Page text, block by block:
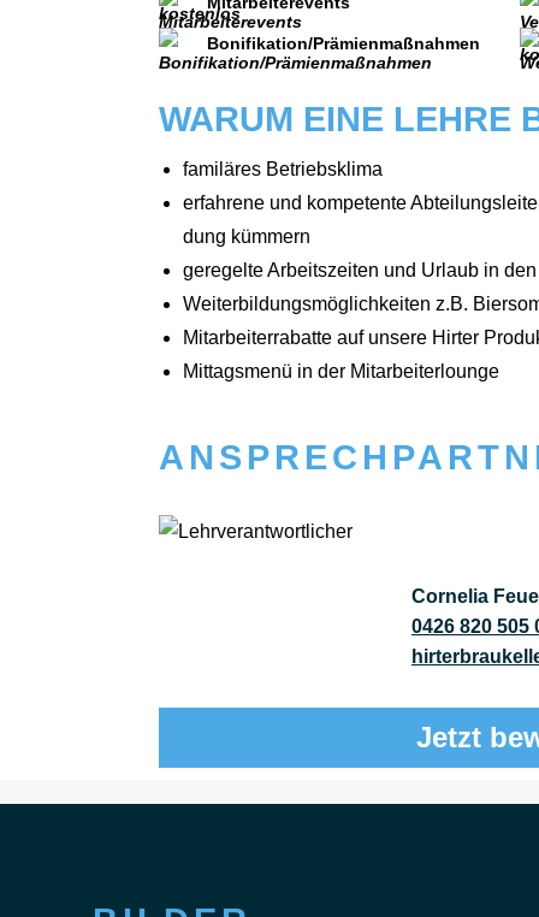
Bonifikation/Prämienmaßnahmen
WARUM EINE LEHRE
famil­ä­res Betriebs­kli­ma
erfah­re­ne und kom­pe­ten­te
dung küm­mern
gere­gel­te Arbeits­zei­ten und Urlaub in
Wei­ter­bil­dungs­mög­lich­kei­ten z.B.
Mit­ar­bei­ter­ra­bat­te auf unse­re Hirter
Mit­tags­me­nü in der Mit­ar­bei­ter­lounge
Cornelia
0426 820 505
Jetzt